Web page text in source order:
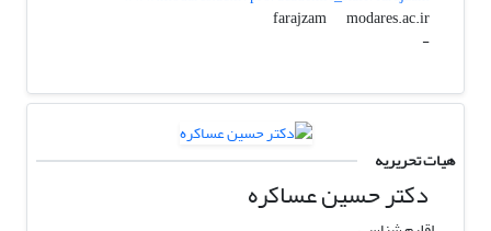
farajzam
modares.ac.ir
-
هیات تحریریه
دکتر حسین عساکره